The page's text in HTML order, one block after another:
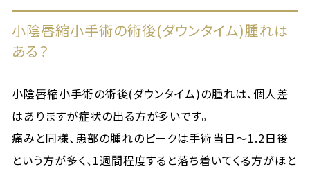
小陰唇縮小手術の術後(ダウンタイム)腫れは
ある？
小陰唇縮小手術の術後(ダウンタイム)の腫れは、個人差
はありますが症状の出る方が多いです。
痛みと同様、患部の腫れのピークは手術当日～1.2日後
という方が多く、1週間程度すると落ち着いてくる方がほと